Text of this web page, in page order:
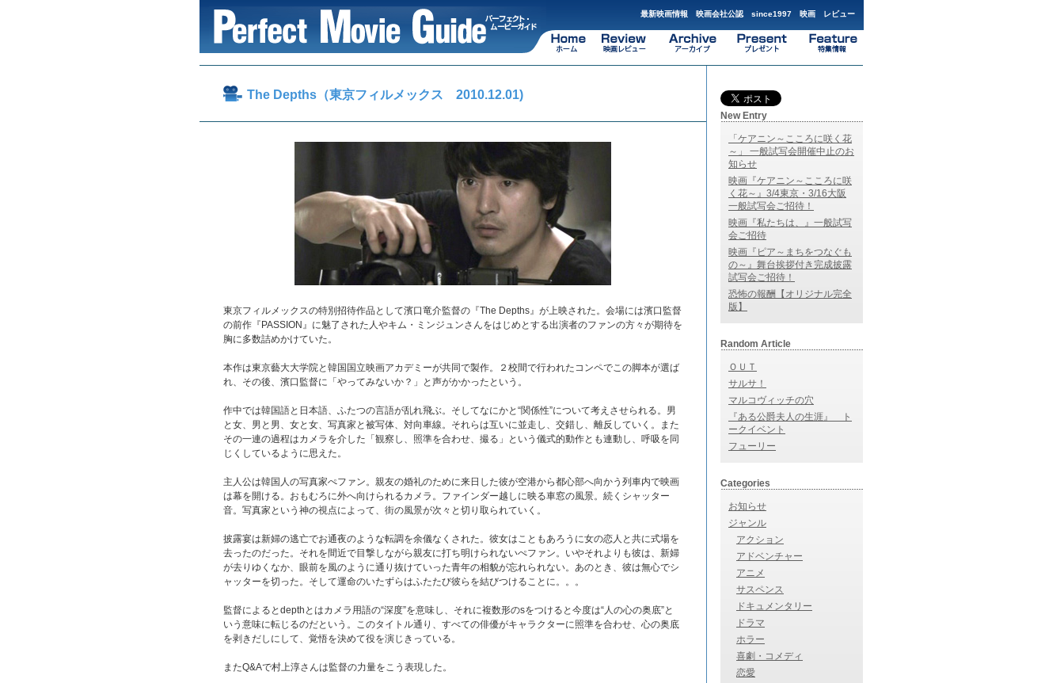
最新映画情報 映画会社公認 since1997 映画 レビュー
The Depths（東京フィルメックス 2010.12.01)
東京フィルメックスの特別招待作品として濱口竜介監督の『The Depths』が上映された。会場には濱口監督
の前作『PASSION』に魅了された人やキム・ミンジュンさんをはじめとする出演者のファンの方々が期待を
胸に多数詰めかけていた。
本作は東京藝大大学院と韓国国立映画アカデミーが共同で製作。２校間で行われたコンペでこの脚本が選ば
れ、その後、濱口監督に「やってみないか？」と声がかかったという。
作中では韓国語と日本語、ふたつの言語が乱れ飛ぶ。そしてなにかと“関係性”について考えさせられる。男
と女、男と男、女と女、写真家と被写体、対向車線。それらは互いに並走し、交錯し、離反していく。また
その一連の過程はカメラを介した「観察し、照準を合わせ、撮る」という儀式的動作とも連動し、呼吸を同
じくしているように思えた。
主人公は韓国人の写真家ぺファン。親友の婚礼のために来日した彼が空港から都心部へ向かう列車内で映画
は幕を開ける。おもむろに外へ向けられるカメラ。ファインダー越しに映る車窓の風景。続くシャッター
音。写真家という神の視点によって、街の風景が次々と切り取られていく。
披露宴は新婦の逃亡でお通夜のような転調を余儀なくされた。彼女はこともあろうに女の恋人と共に式場を
去ったのだった。それを間近で目撃しながら親友に打ち明けられないぺファン。いやそれよりも彼は、新婦
が去りゆくなか、眼前を風のように通り抜けていった青年の相貌が忘れられない。あのとき、彼は無心でシ
ャッターを切った。そして運命のいたずらはふたたび彼らを結びつけることに。。。
監督によるとdepthとはカメラ用語の“深度”を意味し、それに複数形のsをつけると今度は“人の心の奥底”と
いう意味に転じるのだという。このタイトル通り、すべての俳優がキャラクターに照準を合わせ、心の奥底
を剥きだしにして、覚悟を決めて役を演じきっている。
またQ&Aで村上淳さんは監督の力量をこう表現した。
New Entry
「ケアニン～こころに咲く花
～」 一般試写会開催中止のお
知らせ
映画『ケアニン～こころに咲
く花～』3/4東京・3/16大阪
一般試写会ご招待！
映画『私たちは、』一般試写
会ご招待
映画『ピア～まちをつなぐも
の～』舞台挨拶付き完成披露
試写会ご招待！
恐怖の報酬【オリジナル完全
版】
Random Article
ＯＵＴ
サルサ！
マルコヴィッチの穴
『ある公爵夫人の生涯』 ト
ークイベント
フューリー
Categories
お知らせ
ジャンル
アクション
アドベンチャー
アニメ
サスペンス
ドキュメンタリー
ドラマ
ホラー
喜劇・コメディ
恋愛